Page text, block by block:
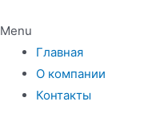
Menu
Главная
О компании
Контакты